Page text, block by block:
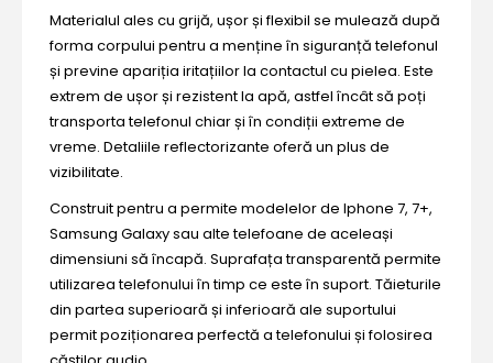
Materialul ales cu grijă, ușor și flexibil se mulează după
forma corpului pentru a menține în siguranță telefonul
și previne apariția iritațiilor la contactul cu pielea. Este
extrem de ușor și rezistent la apă, astfel încât să poți
transporta telefonul chiar și în condiții extreme de
vreme. Detaliile reflectorizante oferă un plus de
vizibilitate.
Construit pentru a permite modelelor de Iphone 7, 7+,
Samsung Galaxy sau alte telefoane de aceleași
dimensiuni să încapă. Suprafața transparentă permite
utilizarea telefonului în timp ce este în suport. Tăieturile
din partea superioară și inferioară ale suportului
permit poziționarea perfectă a telefonului și folosirea